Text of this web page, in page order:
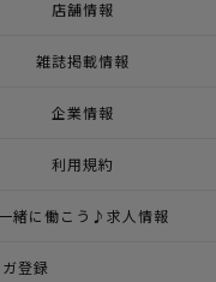
店舗情報
雑誌掲載情報
企業情報
利用規約
一緒に働こう♪求人情報
登録